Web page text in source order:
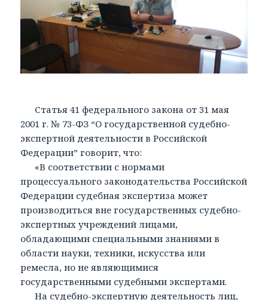
Статья 41 федерального закона от 31 мая
2001 г. № 73-ФЗ “О государственной судебно-
экспертной деятельности в Российской
Федерации” говорит, что:
«В соответствии с нормами
процессуального законодательства Российской
Федерации судебная экспертиза может
производиться вне государственных судебно-
экспертных учреждений лицами,
обладающими специальными знаниями в
области науки, техники, искусства или
ремесла, но не являющимися
государственными судебными экспертами.
На судебно-экспертную деятельность лиц,